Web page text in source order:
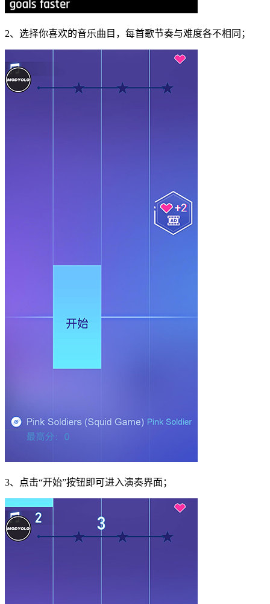
2、选择你喜欢的音乐曲目，每首歌节奏与难度各不相同；
3、点击“开始”按钮即可进入演奏界面；